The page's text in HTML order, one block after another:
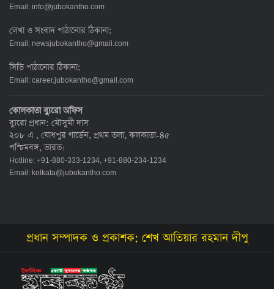
Email: info@jubokantho.com
লেখা ও সংবাদ পাঠানোর ঠিকানা:
Email: newsjubokantho@gmail.com
সিভি পাঠানোর ঠিকানা:
Email: career.jubokantho@gmail.com
কোলকাতা ব্যুরো অফিস
ব্যুরো প্রধান: মৌসুমী দাস
২০৮ এ , যোধপুর গার্ডেন, প্রথম তলা, কলকাতা-৪৫
পশ্চিমবঙ্গ, ভারত।
Hotline: +91-880-333-1234, +91-880-234-1234
Email: kolkata@jubokantho.com
প্রধান সম্পাদক ও প্রকাশক: শেখ আতিয়ার রহমান দীপু